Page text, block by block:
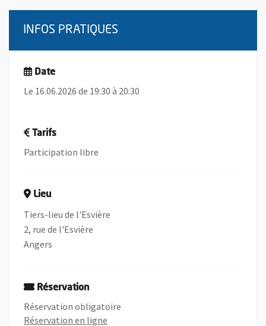
INFOS PRATIQUES
Date
Le 16.06.2026 de 19:30 à 20:30
Tarifs
Participation libre
Lieu
Tiers-lieu de l'Esvière
2, rue de l'Esvière
Angers
Réservation
Réservation obligatoire
Réservation en ligne